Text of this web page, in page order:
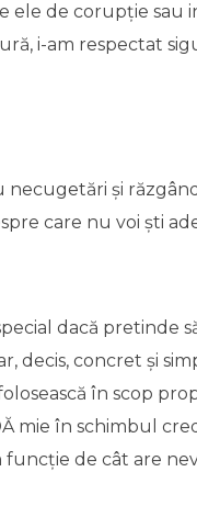
ele de corupție sau
i-am respectat
necugetări și
care nu voi ști
dacă pretinde
concret și
în scop
mie în schimbul
de cât are